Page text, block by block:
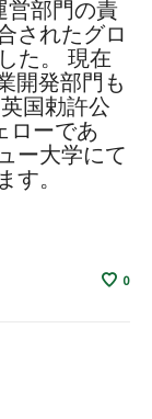
営部門の責
されたグロ
た。 現在
開発部門も
国勅許公
ローであ
ー大学にて
す。
0